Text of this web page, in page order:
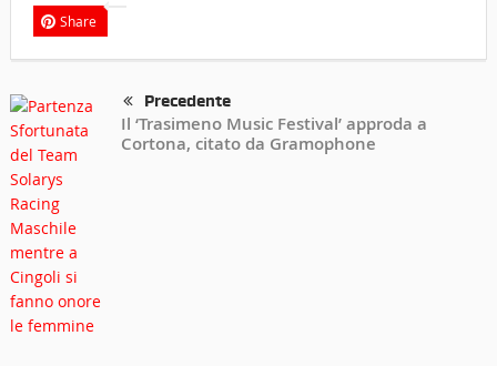
Share
Precedente
Il ‘Trasimeno Music Festival’ approda a
Cortona, citato da Gramophone